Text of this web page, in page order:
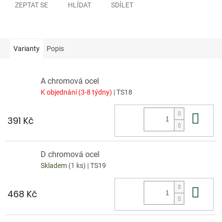
ZEPTAT SE HLÍDAT SDÍLET
Varianty Popis
A chromová ocel
K objednání (3-8 týdny) | TS18
391 Kč
D chromová ocel
Skladem (1 ks) | TS19
468 Kč